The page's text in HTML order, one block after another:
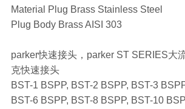
Material Plug Brass Stainless Steel
Plug Body Brass AISI 303
parker快速接头，parker ST SERIES大
克快速接头
BST-1 BSPP, BST-2 BSPP, BST-3
BST-6 BSPP, BST-8 BSPP, BST-10